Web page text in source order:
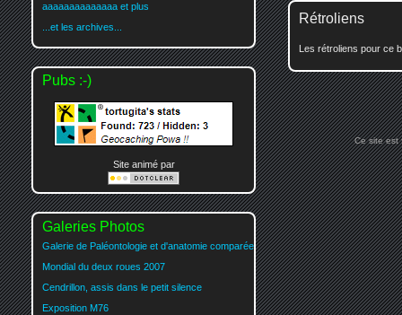
Rétroliens
Les rétroliens pour ce
aaaaaaaaaaaaaa et plus
...et les archives...
Pubs :-)
Site animé par
Galeries Photos
Galerie de Paléontologie et d'anatomie comparée
Mondial du deux roues 2007
Cendrillon, assis dans le petit silence
Exposition M76
Ce site est